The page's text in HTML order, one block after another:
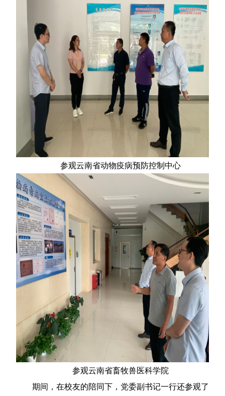
参观云南省动物疫病预防控制中心
参观云南省畜牧兽医科学院
期间，在校友的陪同下，党委副书记一行还参观了